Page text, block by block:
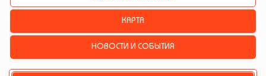
КАРТА
НОВОСТИ И СОБЫТИЯ